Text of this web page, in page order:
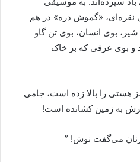
نقره‌ای، «گموش دره» در هم
بوی انسان، بوی تن گاو
و بوی عرقی که بر خاک
هستی را بالا زده است، جامی
به زمین کشانده است!
می‌گفت نوش! ”